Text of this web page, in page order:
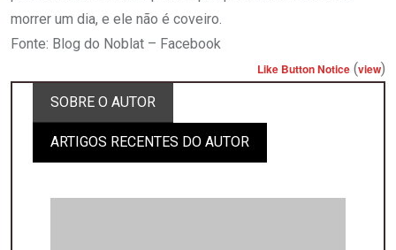
morrer um dia, e ele não é coveiro.
Fonte: Blog do Noblat – Facebook
Like Button Notice (view)
SOBRE O AUTOR
ARTIGOS RECENTES DO AUTOR